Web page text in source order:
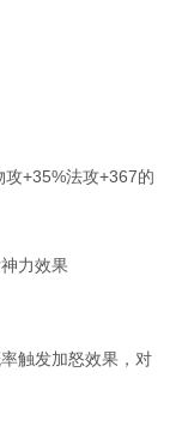
+35%法攻+367的
力效果
触发加怒效果，对